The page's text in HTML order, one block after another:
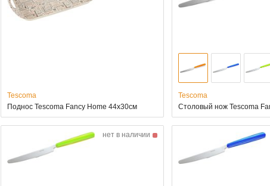
Tescoma
Поднос Tescoma Fancy Home 44x30см
Tescoma
Столовый нож Tescoma
нет в наличии